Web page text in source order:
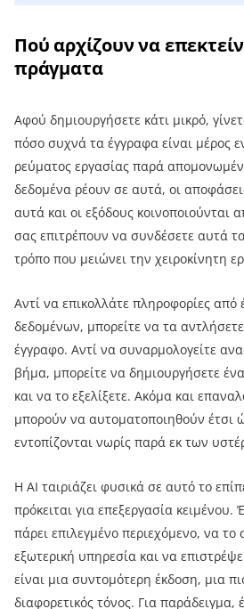
Πού αρχίζουν να
πράγματα
Αφού δημιουργήσετε κάτι μικρό,
πόσο συχνά τα έγγραφα είναι μέρος
ρεύματος εργασίας παρά
δεδομένα ρέουν σε αυτά, οι
αυτά και οι εξόδους κοινοποιούνται
σας επιτρέπουν να συνδέσετε αυτά
τρόπο που μειώνει την χειροκίνητη
Αντί να επικολλάτε πληροφορίες
δεδομένων, μπορείτε να τα
έγγραφο. Αντί να συναρμολογείτε
βήμα, μπορείτε να δημιουργήσετε
και να το εξελίξετε. Ακόμα και
μπορούν να αυτοματοποιηθούν έτσι
εντοπίζονται νωρίς παρά εκ των
Η AI ταιριάζει φυσικά σε αυτό το
πρόκειται για επεξεργασία
πάρει επιλεγμένο περιεχόμενο, να το
εξωτερική υπηρεσία και να
είναι μια συντομότερη έκδοση, μια
διαφορετικός τόνος. Για